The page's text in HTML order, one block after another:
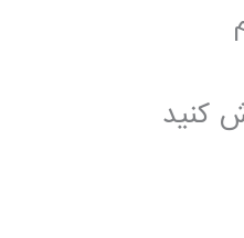
کنید